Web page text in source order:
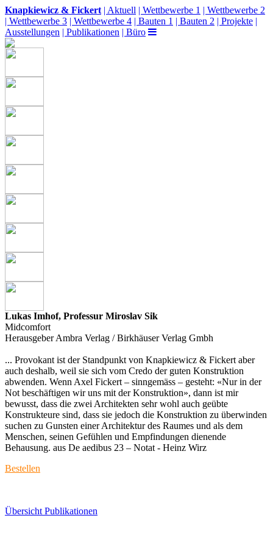
Knapkiewicz & Fickert | Aktuell | Wettbewerbe 1 | Wettbewerbe 2
| Wettbewerbe 3 | Wettbewerbe 4 | Bauten 1 | Bauten 2 | Projekte |
Ausstellungen | Publikationen | Büro
Lukas Imhof, Professur Miroslav Sik
Midcomfort
Herausgeber Ambra Verlag / Birkhäuser Verlag Gmbh
... Provokant ist der Standpunkt von Knapkiewicz & Fickert aber
auch deshalb, weil sie sich vom Credo der guten Konstruktion
abwenden. Wenn Axel Fickert – sinngemäss – gesteht: «Nur in der
Not beschäftigen wir uns mit der Konstruktion», dann ist mir
bewusst, dass die zwei Architekten sehr wohl auch geübte
Konstrukteure sind, dass sie jedoch die Konstruktion zu überwinden
suchen zu Gunsten einer Architektur des Raumes und als dem
Menschen, seinen Gefühlen und Empfindungen dienende
Behausung. aus De aedibus 23 – Notat - Heinz Wirz
Bestellen
Übersicht Publikationen